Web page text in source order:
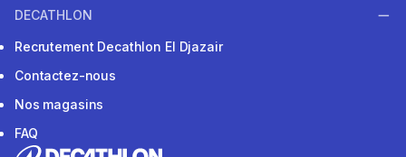
DECATHLON
Recrutement Decathlon El Djazair
Contactez-nous
Nos magasins
FAQ